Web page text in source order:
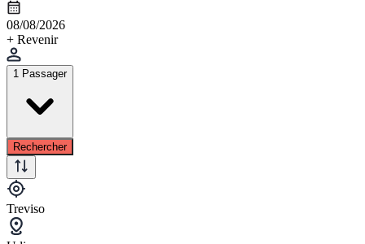
08/08/2026
+ Revenir
1 Passager
Rechercher
Treviso